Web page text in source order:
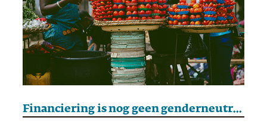
Financiering is nog geen genderneutraal terrein